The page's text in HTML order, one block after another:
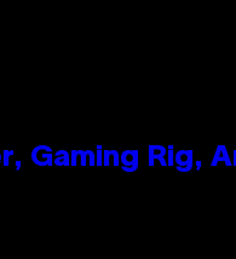
Gaming Rig,